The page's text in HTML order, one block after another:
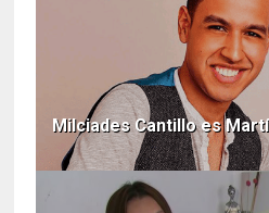
Milciades Cantillo es